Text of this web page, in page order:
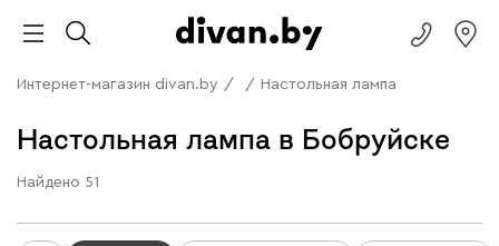
Интернет-магазин divan.by / / Настольная лампа
Настольная лампа в Бобруйске
Найдено 51